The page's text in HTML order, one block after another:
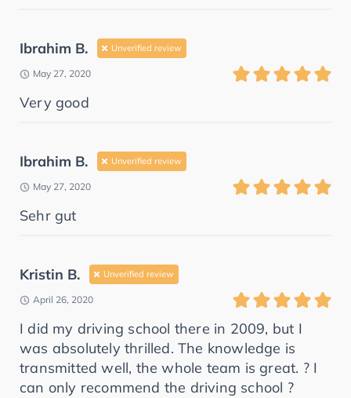
Ibrahim B. Unverified review
May 27, 2020
Very good
Ibrahim B. Unverified review
May 27, 2020
Sehr gut
Kristin B. Unverified review
April 26, 2020
I did my driving school there in 2009, but I
was absolutely thrilled. The knowledge is
transmitted well, the whole team is great. ? I
can only recommend the driving school ?